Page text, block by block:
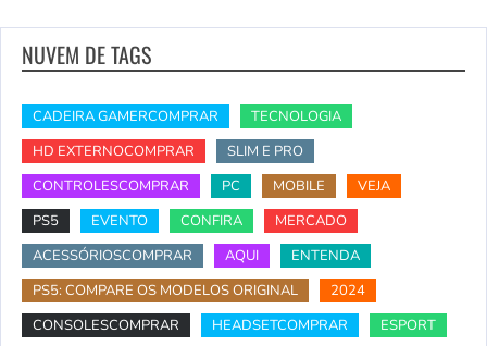
NUVEM DE TAGS
CADEIRA GAMERCOMPRAR
TECNOLOGIA
HD EXTERNOCOMPRAR
SLIM E PRO
CONTROLESCOMPRAR
PC MOBILE
VEJA
PS5
EVENTO CONFIRA
MERCADO
ACESSÓRIOSCOMPRAR
AQUI
ENTENDA
PS5: COMPARE OS MODELOS ORIGINAL
2024
CONSOLESCOMPRAR
HEADSETCOMPRAR ESPORT